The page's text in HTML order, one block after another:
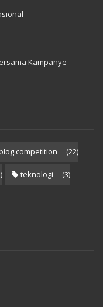
Kampanye
competition (22)
teknologi (3)